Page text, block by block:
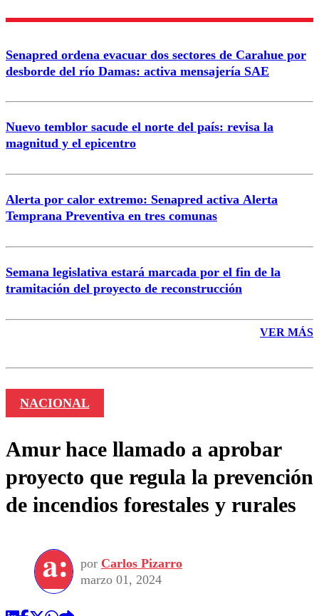
Correo
Senapred ordena evacuar dos sectores de Carahue por
desborde del río Damas: activa mensajería SAE
Nuevo temblor sacude el norte del país: revisa la
magnitud y el epicentro
Alerta por calor extremo: Senapred activa Alerta
Temprana Preventiva en tres comunas
Semana legislativa estará marcada por el fin de la
tramitación del proyecto de reconstrucción
VER MÁS
NACIONAL
Amur hace llamado a aprobar
proyecto que regula la prevención
de incendios forestales y rurales
por Carlos Pizarro
marzo 01, 2024